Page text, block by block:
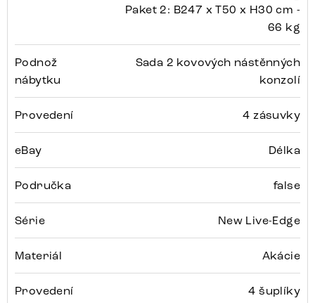
Paket 2: B247 x T50 x H30 cm -
66 kg
Podnož
nábytku
Sada 2 kovových nástěnných
konzolí
Provedení 4 zásuvky
eBay Délka
Područka false
Série New Live-Edge
Materiál Akácie
Provedení 4 šuplíky